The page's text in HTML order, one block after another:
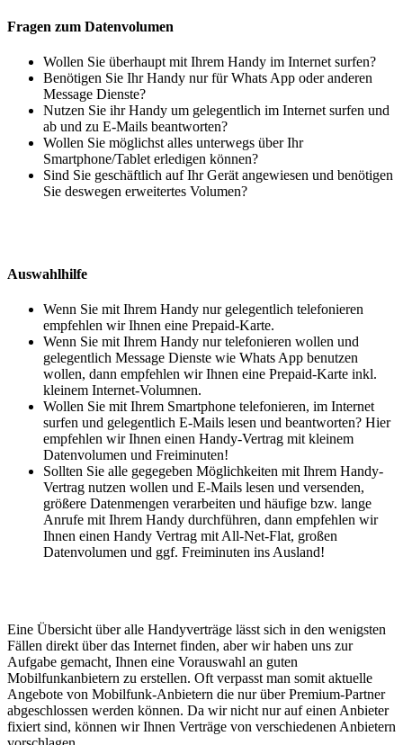
Fragen zum Datenvolumen
Wollen Sie überhaupt mit Ihrem Handy im Internet surfen?
Benötigen Sie Ihr Handy nur für Whats App oder anderen
Message Dienste?
Nutzen Sie ihr Handy um gelegentlich im Internet surfen und
ab und zu E-Mails beantworten?
Wollen Sie möglichst alles unterwegs über Ihr
Smartphone/Tablet erledigen können?
Sind Sie geschäftlich auf Ihr Gerät angewiesen und benötigen
Sie deswegen erweitertes Volumen?
Auswahlhilfe
Wenn Sie mit Ihrem Handy nur gelegentlich telefonieren
empfehlen wir Ihnen eine Prepaid-Karte.
Wenn Sie mit Ihrem Handy nur telefonieren wollen und
gelegentlich Message Dienste wie Whats App benutzen
wollen, dann empfehlen wir Ihnen eine Prepaid-Karte inkl.
kleinem Internet-Volumnen.
Wollen Sie mit Ihrem Smartphone telefonieren, im Internet
surfen und gelegentlich E-Mails lesen und beantworten? Hier
empfehlen wir Ihnen einen Handy-Vertrag mit kleinem
Datenvolumen und Freiminuten!
Sollten Sie alle gegegeben Möglichkeiten mit Ihrem Handy-
Vertrag nutzen wollen und E-Mails lesen und versenden,
größere Datenmengen verarbeiten und häufige bzw. lange
Anrufe mit Ihrem Handy durchführen, dann empfehlen wir
Ihnen einen Handy Vertrag mit All-Net-Flat, großen
Datenvolumen und ggf. Freiminuten ins Ausland!
Eine Übersicht über alle Handyverträge lässt sich in den wenigsten
Fällen direkt über das Internet finden, aber wir haben uns zur
Aufgabe gemacht, Ihnen eine Vorauswahl an guten
Mobilfunkanbietern zu erstellen. Oft verpasst man somit aktuelle
Angebote von Mobilfunk-Anbietern die nur über Premium-Partner
abgeschlossen werden können. Da wir nicht nur auf einen Anbieter
fixiert sind, können wir Ihnen Verträge von verschiedenen Anbietern